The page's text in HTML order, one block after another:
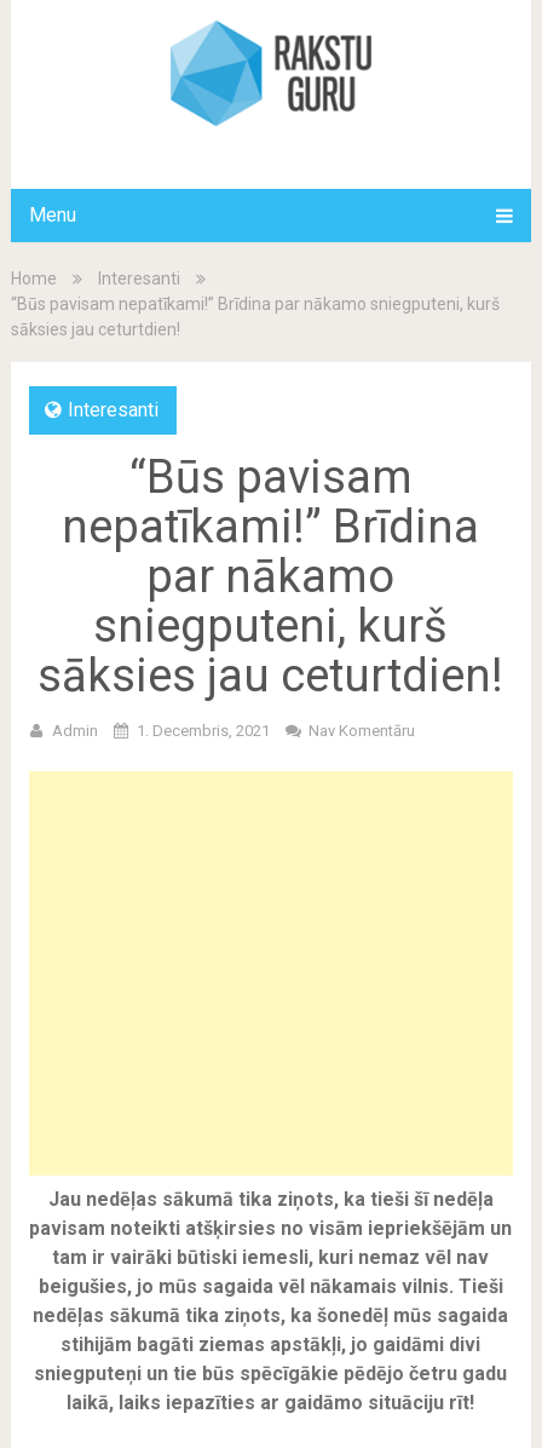
Menu
Home
Interesanti
“Būs pavisam nepatīkami!” Brīdina par nākamo sniegputeni, kurš
sāksies jau ceturtdien!
Interesanti
“Būs pavisam
nepatīkami!” Brīdina
par nākamo
sniegputeni, kurš
sāksies jau ceturtdien!
Admin 1. Decembris, 2021 Nav Komentāru
Jau nedēļas sākumā tika ziņots, ka tieši šī nedēļa
pavisam noteikti atšķirsies no visām iepriekšējām un
tam ir vairāki būtiski iemesli, kuri nemaz vēl nav
beigušies, jo mūs sagaida vēl nākamais vilnis. Tieši
nedēļas sākumā tika ziņots, ka šonedēļ mūs sagaida
stihijām bagāti ziemas apstākļi, jo gaidāmi divi
sniegputeņi un tie būs spēcīgākie pēdējo četru gadu
laikā, laiks iepazīties ar gaidāmo situāciju rīt!